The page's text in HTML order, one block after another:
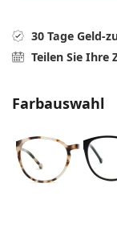
Prada
30 Tage Geld-
Teilen Sie Ihre
Farbauswahl